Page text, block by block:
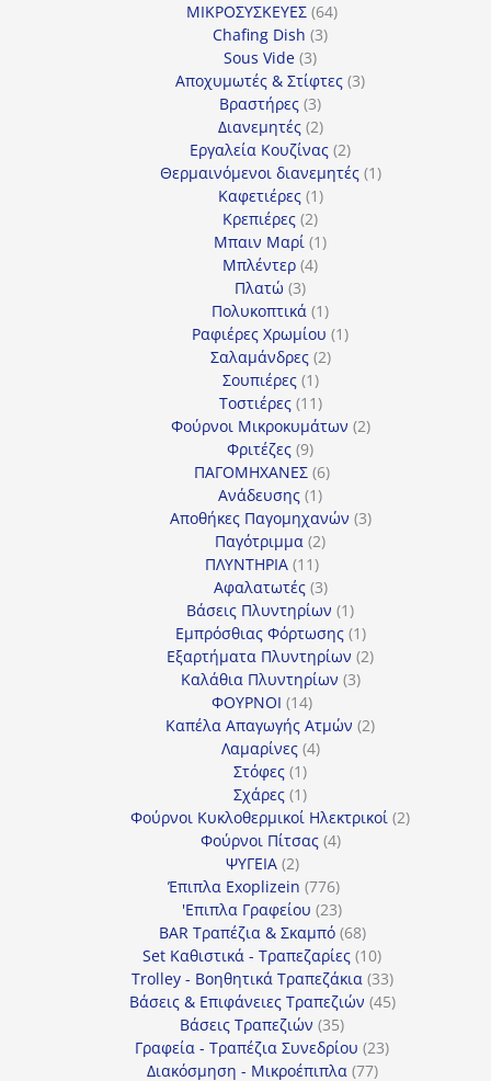
ΜΙΚΡΟΣΥΣΚΕΥΕΣ 6464
Chafing Dish 33
Sous Vide 33
προϊόντα
Αποχυμωτές & Στίφτες 33
Βραστήρες 33
προϊόντα
Διανεμητές 22
προϊόντα
Εργαλεία Κουζίνας 22
προϊόντα
Θερμαινόμενοι διανεμητές 11
Καφετιέρες 11
προϊόν
Κρεπιέρες 22
προϊόντα
Μπαιν Μαρί 11
Μπλέντερ 44
Πλατώ 33
προϊόντα
Πολυκοπτικά 11
προϊόν
Ραφιέρες Χρωμίου 11
Σαλαμάνδρες 22
Σουπιέρες 11
προϊόν
Τοστιέρες 1111
προϊόντα
Φούρνοι Μικροκυμάτων 22
Φριτέζες 99
προϊόντα
ΠΑΓΟΜΗΧΑΝΕΣ 66
Ανάδευσης 11
προϊόν
Αποθήκες Παγομηχανών 33
Παγότριμμα 22
ΠΛΥΝΤΗΡΙΑ 1111
προϊόντα
Αφαλατωτές 33
προϊόντα
Βάσεις Πλυντηρίων 11
προϊόν
Εμπρόσθιας Φόρτωσης 11
προϊόν
Εξαρτήματα Πλυντηρίων 22
Καλάθια Πλυντηρίων 33
ΦΟΥΡΝΟΙ 1414
προϊόντα
Καπέλα Απαγωγής Ατμών 22
Λαμαρίνες 44
Στόφες 11
προϊόν
Σχάρες 11
προϊόν
Φούρνοι Κυκλοθερμικοί Ηλεκτρικοί 22
Φούρνοι Πίτσας 44
ΨΥΓΕΙΑ 22
προϊόντα
Έπιπλα Exoplizein 776776
προϊόντα
'Επιπλα Γραφείου 2323
προϊόντα
BAR Τραπέζια & Σκαμπό 6868
προϊόντα
Set Καθιστικά - Τραπεζαρίες 1010
προϊόντα
Trolley - Βοηθητικά Τραπεζάκια 3333
προϊόντα
Βάσεις & Επιφάνειες Τραπεζιών 4545
Βάσεις Τραπεζιών 3535
προϊόντα
Γραφεία - Τραπέζια Συνεδρίου 2323
Διακόσμηση - Μικροέπιπλα 7777